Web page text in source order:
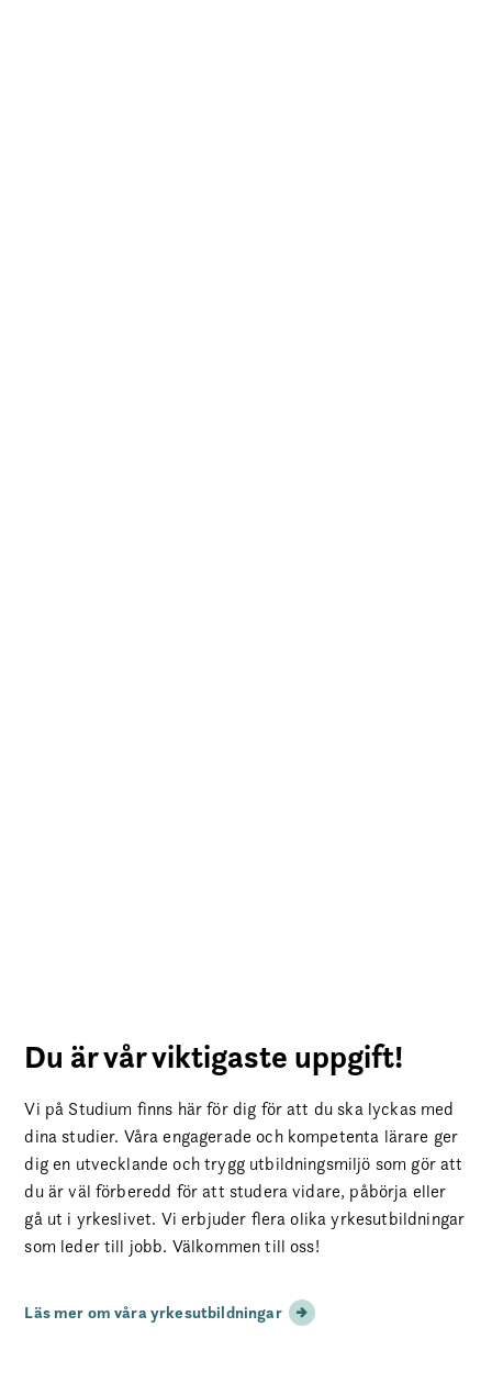
Du är vår viktigaste uppgift!
Vi på Studium finns här för dig för att du ska lyckas med
dina studier. Våra engagerade och kompetenta lärare ger
dig en utvecklande och trygg utbildningsmiljö som gör att
du är väl förberedd för att studera vidare, påbörja eller
gå ut i yrkeslivet. Vi erbjuder flera olika yrkesutbildningar
som leder till jobb. Välkommen till oss!
Läs mer om våra yrkesutbildningar